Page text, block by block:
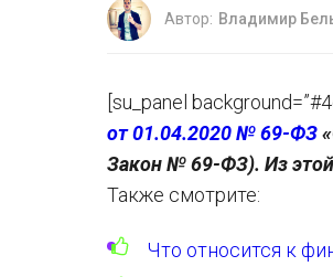
Автор: Владимир
[su_panel
от 01.04.2020 № 69-ФЗ
Закон № 69-ФЗ). Из этой
Также смотрите:
Что относится к